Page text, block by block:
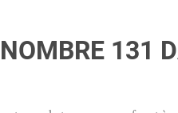
131